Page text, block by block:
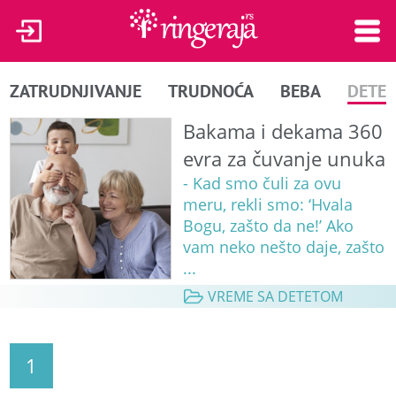
ZATRUDNJIVANJE TRUDNOĆA BEBA DETE
Bakama i dekama 360
evra za čuvanje unuka
- Kad smo čuli za ovu
meru, rekli smo: ‘Hvala
Bogu, zašto da ne!’ Ako
vam neko nešto daje, zašto
...
VREME SA DETETOM
1